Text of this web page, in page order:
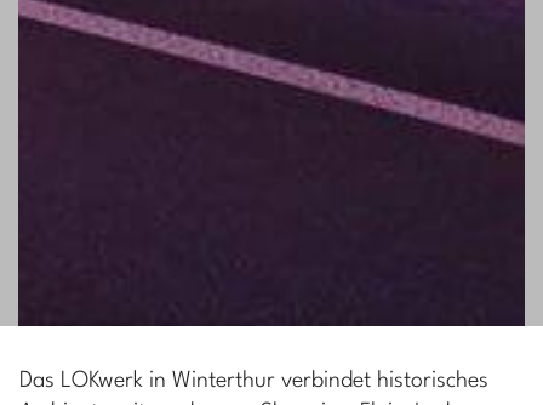
Das LOKwerk in Winterthur verbindet historisches